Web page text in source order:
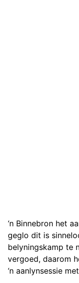
‘n Binnebron het
geglo dit is
belyningskamp te
vergoed, daarom
‘n aanlynsessie